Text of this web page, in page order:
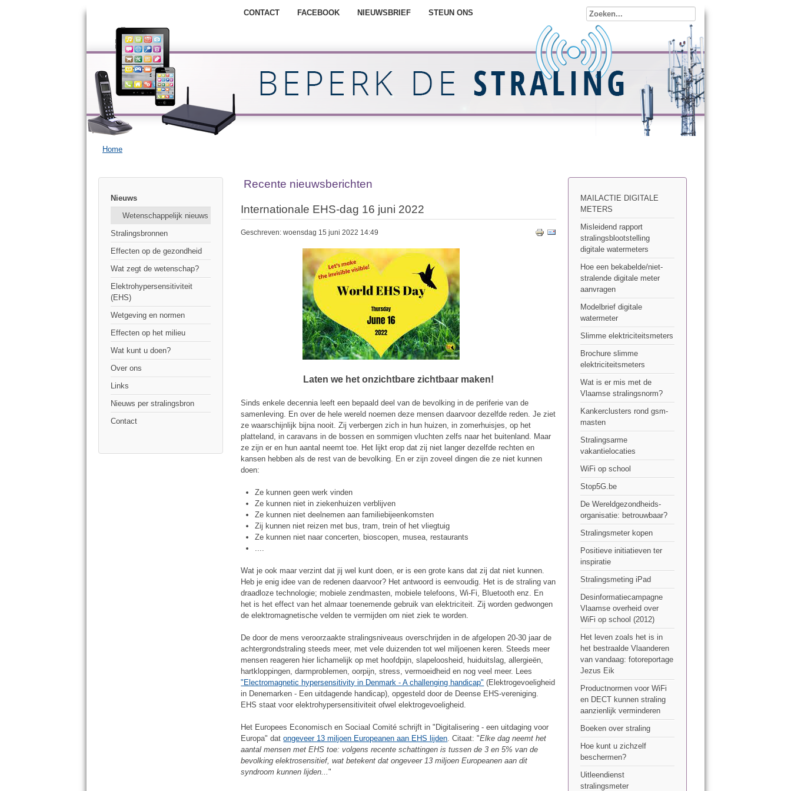
CONTACT FACEBOOK NIEUWSBRIEF STEUN ONS
Home
Nieuws
Wetenschappelijk nieuws
Stralingsbronnen
Effecten op de gezondheid
Wat zegt de wetenschap?
Elektrohypersensitiviteit
(EHS)
Wetgeving en normen
Effecten op het milieu
Wat kunt u doen?
Over ons
Links
Nieuws per stralingsbron
Contact
Recente nieuwsberichten
Internationale EHS-dag 16 juni 2022
Geschreven: woensdag 15 juni 2022 14:49
Laten we het onzichtbare zichtbaar maken!
Sinds enkele decennia leeft een bepaald deel van de bevolking in de periferie van de
samenleving. En over de hele wereld noemen deze mensen daarvoor dezelfde reden. Je ziet
ze waarschijnlijk bijna nooit. Zij verbergen zich in hun huizen, in zomerhuisjes, op het
platteland, in caravans in de bossen en sommigen vluchten zelfs naar het buitenland. Maar
ze zijn er en hun aantal neemt toe. Het lijkt erop dat zij niet langer dezelfde rechten en
kansen hebben als de rest van de bevolking. En er zijn zoveel dingen die ze niet kunnen
doen:
Ze kunnen geen werk vinden
Ze kunnen niet in ziekenhuizen verblijven
Ze kunnen niet deelnemen aan familiebijeenkomsten
Zij kunnen niet reizen met bus, tram, trein of het vliegtuig
Ze kunnen niet naar concerten, bioscopen, musea, restaurants
Wat je ook maar verzint dat jij wel kunt doen, er is een grote kans dat zij dat niet kunnen.
Heb je enig idee van de redenen daarvoor? Het antwoord is eenvoudig. Het is de straling van
draadloze technologie; mobiele zendmasten, mobiele telefoons, Wi-Fi, Bluetooth enz. En
het is het effect van het almaar toenemende gebruik van elektriciteit. Zij worden gedwongen
de elektromagnetische velden te vermijden om niet ziek te worden.
De door de mens veroorzaakte stralingsniveaus overschrijden in de afgelopen 20-30 jaar de
achtergrondstraling steeds meer, met vele duizenden tot wel miljoenen keren. Steeds meer
mensen reageren hier lichamelijk op met hoofdpijn, slapeloosheid, huiduitslag, allergieën,
hartkloppingen, darmproblemen, oorpijn, stress, vermoeidheid en nog veel meer. Lees
"Electromagnetic hypersensitivity in Denmark - A challenging handicap" (Elektrogevoeligheid
in Denemarken - Een uitdagende handicap), opgesteld door de Deense EHS-vereniging.
EHS staat voor elektrohypersensitiviteit ofwel elektrogevoeligheid.
Het Europees Economisch en Sociaal Comité schrijft in "Digitalisering - een uitdaging voor
Europa" datongeveer 13 miljoen Europeanen aan EHS lijden. Citaat: "Elke dag neemt het
aantal mensen met EHS toe: volgens recente schattingen is tussen de 3 en 5% van de
bevolking elektrosensitief, wat betekent dat ongeveer 13 miljoen Europeanen aan dit
syndroom kunnen lijden..."
MAILACTIE DIGITALE
METERS
Misleidend rapport
stralingsblootstelling
digitale watermeters
Hoe een bekabelde/niet-
stralende digitale meter
aanvragen
Modelbrief digitale
watermeter
Slimme elektriciteitsmeters
Brochure slimme
elektriciteitsmeters
Wat is er mis met de
Vlaamse stralingsnorm?
Kankerclusters rond gsm-
masten
Stralingsarme
vakantielocaties
WiFi op school
Stop5G.be
De Wereldgezondheids-
organisatie: betrouwbaar?
Stralingsmeter kopen
Positieve initiatieven ter
inspiratie
Stralingsmeting iPad
Desinformatiecampagne
Vlaamse overheid over
WiFi op school (2012)
Het leven zoals het is in
het bestraalde Vlaanderen
van vandaag: fotoreportage
Jezus Eik
Productnormen voor WiFi
en DECT kunnen straling
aanzienlijk verminderen
Boeken over straling
Hoe kunt u zichzelf
beschermen?
Uitleendienst
stralingsmeter